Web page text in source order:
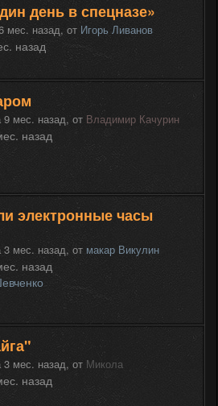
день в спецназе»
мес. назад, от Игорь Ливанов
назад
9 мес. назад, от Владимир Качурин
назад
электронные часы
3 мес. назад, от макар Викулин
назад
3 мес. назад, от Микола
назад